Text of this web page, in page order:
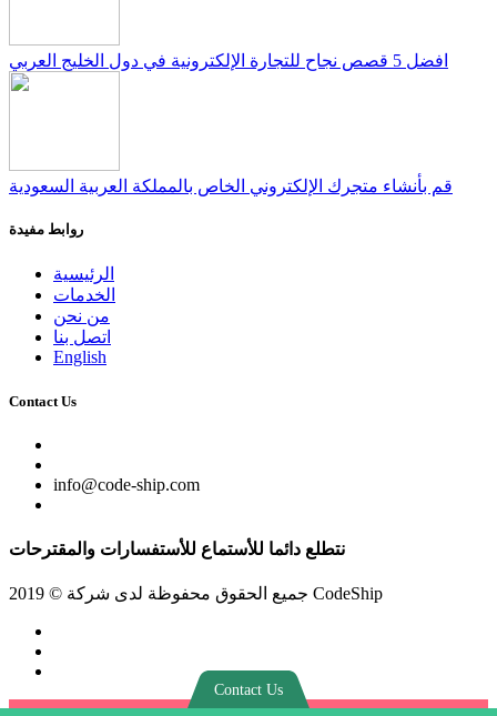
افضل 5 قصص نجاح للتجارة الإلكترونية في دول الخليج العربي
قم بأنشاء متجرك الإلكتروني الخاص بالمملكة العربية السعودية
روابط مفيدة
الرئيسية
الخدمات
من نحن
اتصل بنا
English
Contact Us
info@code-ship.com
نتطلع دائما للأستماع للأستفسارات والمقترحات
جميع الحقوق محفوظة لدى شركة © 2019 CodeShip
Contact Us